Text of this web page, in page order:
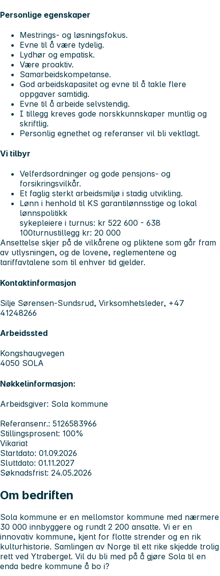
Personlige egenskaper
Mestrings- og løsningsfokus.
Evne til å være tydelig.
Lydhør og empatisk.
Være proaktiv.
Samarbeidskompetanse.
God arbeidskapasitet og evne til å takle flere
oppgaver samtidig.
Evne til å arbeide selvstendig.
I tillegg kreves gode norskkunnskaper muntlig og
skriftlig.
Personlig egnethet og referanser vil bli vektlagt.
Vi tilbyr
Velferdsordninger og gode pensjons- og
forsikringsvilkår.
Et faglig sterkt arbeidsmiljø i stadig utvikling.
Lønn i henhold til KS garantilønnsstige og lokal
lønnspolitikk
sykepleiere i turnus: kr 522 600 - 638
100turnustillegg kr: 20 000
Ansettelse skjer på de vilkårene og pliktene som går fram
av utlysningen, og de lovene, reglementene og
tariffavtalene som til enhver tid gjelder.
Kontaktinformasjon
Silje Sørensen-Sundsrud, Virksomhetsleder, +47
41248266
Arbeidssted
Kongshaugvegen
4050 SOLA
Nøkkelinformasjon:
Arbeidsgiver: Sola kommune
Referansenr.: 5126583966
Stillingsprosent: 100%
Vikariat
Startdato: 01.09.2026
Sluttdato: 01.11.2027
Søknadsfrist: 24.05.2026
Om bedriften
Sola kommune er en mellomstor kommune med nærmere
30 000 innbyggere og rundt 2 200 ansatte. Vi er en
innovativ kommune, kjent for flotte strender og en rik
kulturhistorie. Samlingen av Norge til ett rike skjedde trolig
rett ved Ytraberget. Vil du bli med på å gjøre Sola til en
enda bedre kommune å bo i?